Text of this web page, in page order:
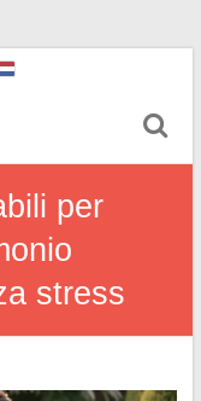
per
stress